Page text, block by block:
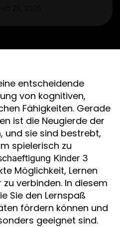
entscheidende
von kognitiven,
Fähigkeiten. Gerade
ist die Neugierde der
und sie sind bestrebt,
spielerisch zu
Kinder 3
Möglichkeit, Lernen
verbinden. In diesem
Sie den Lernspaß
fördern können und
geeignet sind.